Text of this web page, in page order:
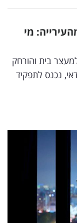
מי
בית והורחק
נכנס לתפקיד